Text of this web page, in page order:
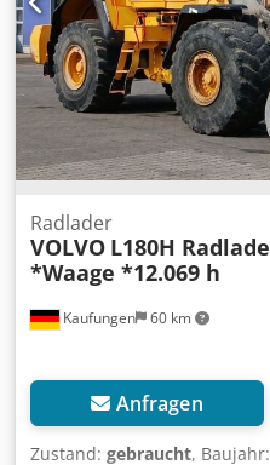
Kaufungen 60 km
Radlader
VOLVO L180H
*Waage *12.069 h
Anfragen
Zustand: gebraucht, Baujahr: